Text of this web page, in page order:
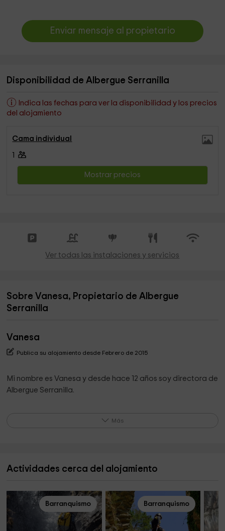
Enviar mensaje al propietario
Disponibilidad de Albergue Serranilla
Indica las fechas para ver la disponibilidad y los precios
del alojamiento
Cama individual
Mostrar precios
Ver todas las instalaciones y servicios
Sobre Vanesa, Propietario de Albergue
Serranilla
Vanesa
Publica su alojamiento desde Febrero de 2015
Mi nombre es Vanesa y desde hace 12 años soy directora de
Albergue Serranilla.
cocinera es mi madre...no os voy a decir nada de lo rica que
Más
Actividades cerca del alojamiento
Barranquismo Barranquismo